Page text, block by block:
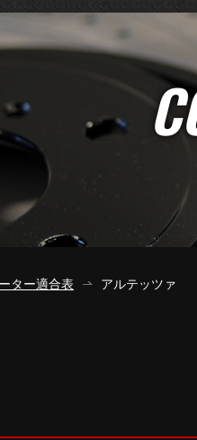
ター適合表 アルテッツァ